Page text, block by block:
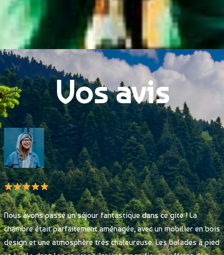
Vos avis
Nous avons passé un séjour fantastique dans ce gîte ! La
chambre était parfaitement aménagée, avec un mobilier en bois
design et une atmosphère très chaleureuse. Les balades à pied